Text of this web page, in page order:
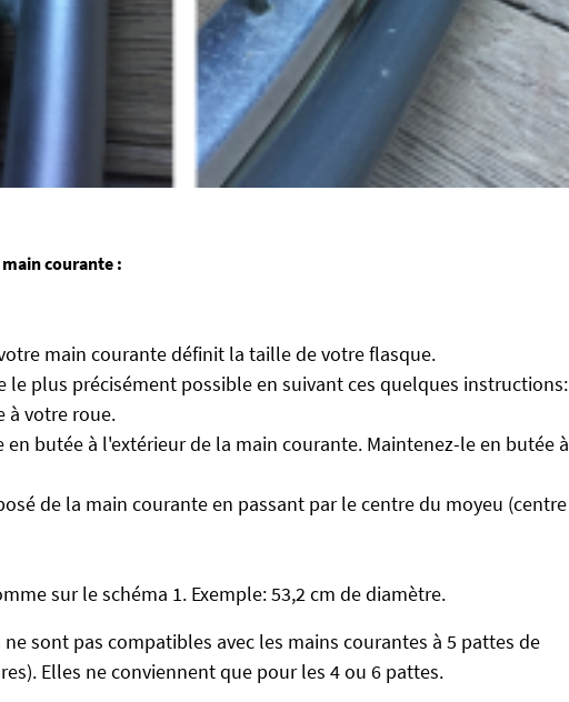
courante :
main courante définit la taille de votre flasque.
le plus précisément possible en suivant ces quelques instructions:
à votre roue.
butée à l'extérieur de la main courante. Maintenez-le en butée à
de la main courante en passant par le centre du moyeu (centre
sur le schéma 1. Exemple: 53,2 cm de diamètre.
ne sont pas compatibles avec les mains courantes à 5 pattes de
Elles ne conviennent que pour les 4 ou 6 pattes.